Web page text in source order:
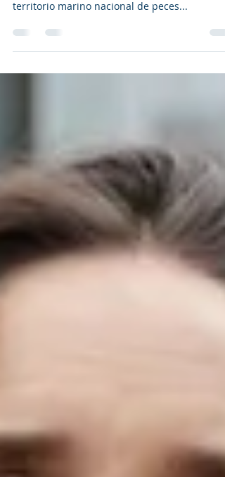
Publicación entrelaza ciencia y arte para dar a
conocer todas las especies registradas en el